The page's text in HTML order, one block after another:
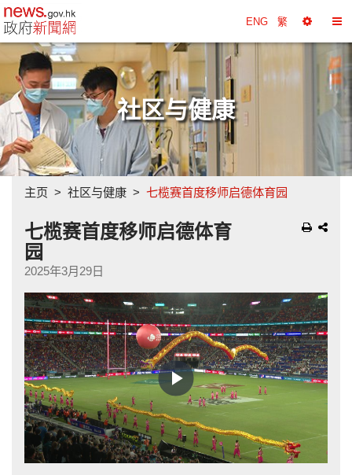
政府新闻网主页 ENG 繁
择
换
目
录
社区与健康
主页 社区与健康 七榄赛首度移师启德体育园
七榄赛首度移师启德体育
园
2025年3月29日
Play
Video